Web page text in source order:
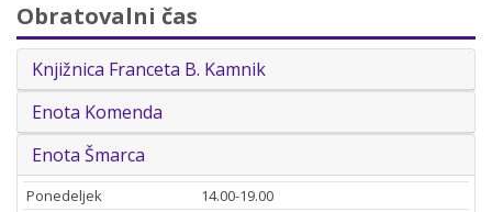
Obratovalni čas
Knjižnica Franceta B. Kamnik
Enota Komenda
Enota Šmarca
Ponedeljek
14.00-19.00